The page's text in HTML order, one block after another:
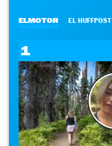
ELMOTOR EL HUFFPOST
1